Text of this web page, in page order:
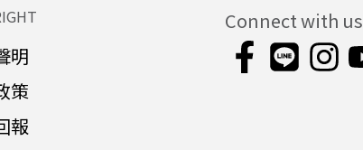
明
策
報
Connect with us